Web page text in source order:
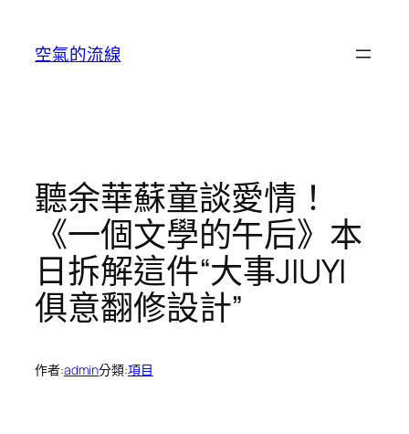
空氣的流線
聽余華蘇童談愛情！
《一個文學的午后》本
日拆解這件“大事JIUYI
俱意翻修設計”
作者:admin分類:項目